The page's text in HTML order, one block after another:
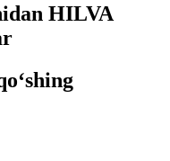
HILVA